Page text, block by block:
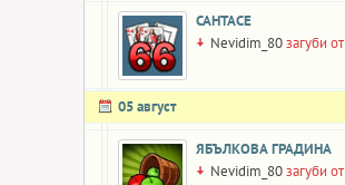
САНТАСЕ
Nevidim_80загуби от
05 август
ЯБЪЛКОВА ГРАДИНА
Nevidim_80загуби от